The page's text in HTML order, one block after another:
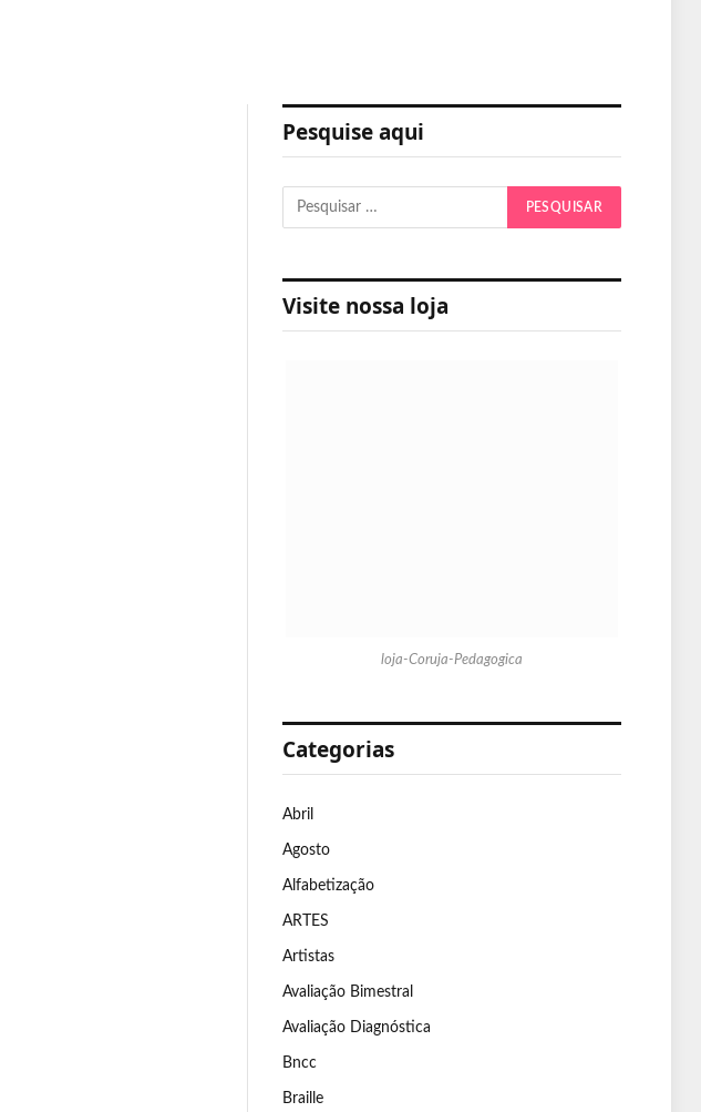
Pesquise aqui
Visite nossa loja
loja-Coruja-Pedagogica
Categorias
Abril
Agosto
Alfabetização
ARTES
Artistas
Avaliação Bimestral
Avaliação Diagnóstica
Bncc
Braille